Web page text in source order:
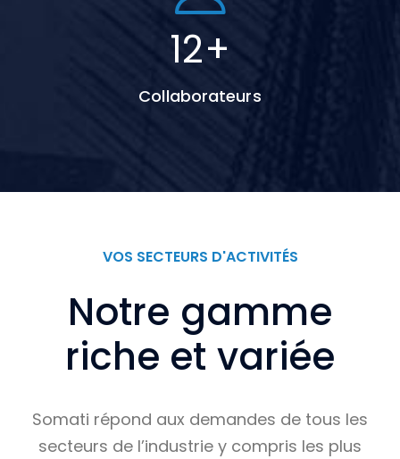
17+
Collaborateurs
VOS SECTEURS D'ACTIVITÉS
Notre gamme
riche et variée
Somati répond aux demandes de tous les
secteurs de l’industrie y compris les plus